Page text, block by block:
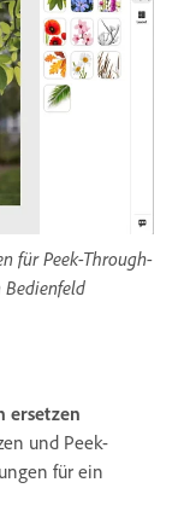
für Peek-Through-
Bedienfeld
ersetzen
und Peek-
für ein